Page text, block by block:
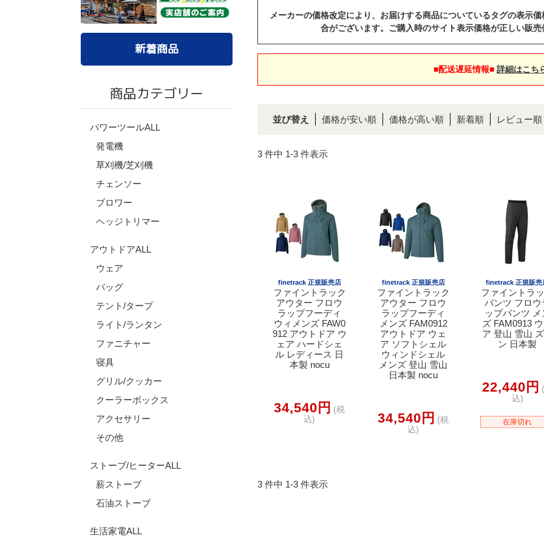
新着商品
商品カテゴリー
パワーツールALL
発電機
草刈機/芝刈機
チェンソー
ブロワー
ヘッジトリマー
アウトドアALL
ウェア
バッグ
テント/タープ
ライト/ランタン
ファニチャー
寝具
グリル/クッカー
クーラーボックス
アクセサリー
その他
ストーブ/ヒーターALL
薪ストーブ
石油ストーブ
生活家電ALL
メーカーの価格改定により、お届けする商品についているタグの表示
合がございます。ご購入時のサイト表示価格が正しい販売
■配送遅延情報■ 詳細はこち
並び替え 価格が安い順 価格が高い順 新着順 レビュー順
3 件中 1-3 件表示
finetrack 正規販売店
ファイントラック
アウター フロウ
ラップフーディ
ウィメンズ FAW0
912 アウトドア ウ
ェア ハードシェ
ル レディース 日
本製 nocu
34,540円 (税
込)
finetrack 正規販売店
ファイントラック
アウター フロウ
ラップフーディ
メンズ FAM0912
アウトドア ウェ
ア ソフトシェル
ウィンドシェル
メンズ 登山 雪山
日本製 nocu
34,540円 (税
込)
finetrack 正規販売
ファイントラ
パンツ フロウ
ップパンツ メ
ズ FAM0913 ウ
ア 登山 雪山
ン 日本製
22,440円
込)
在庫切れ
3 件中 1-3 件表示